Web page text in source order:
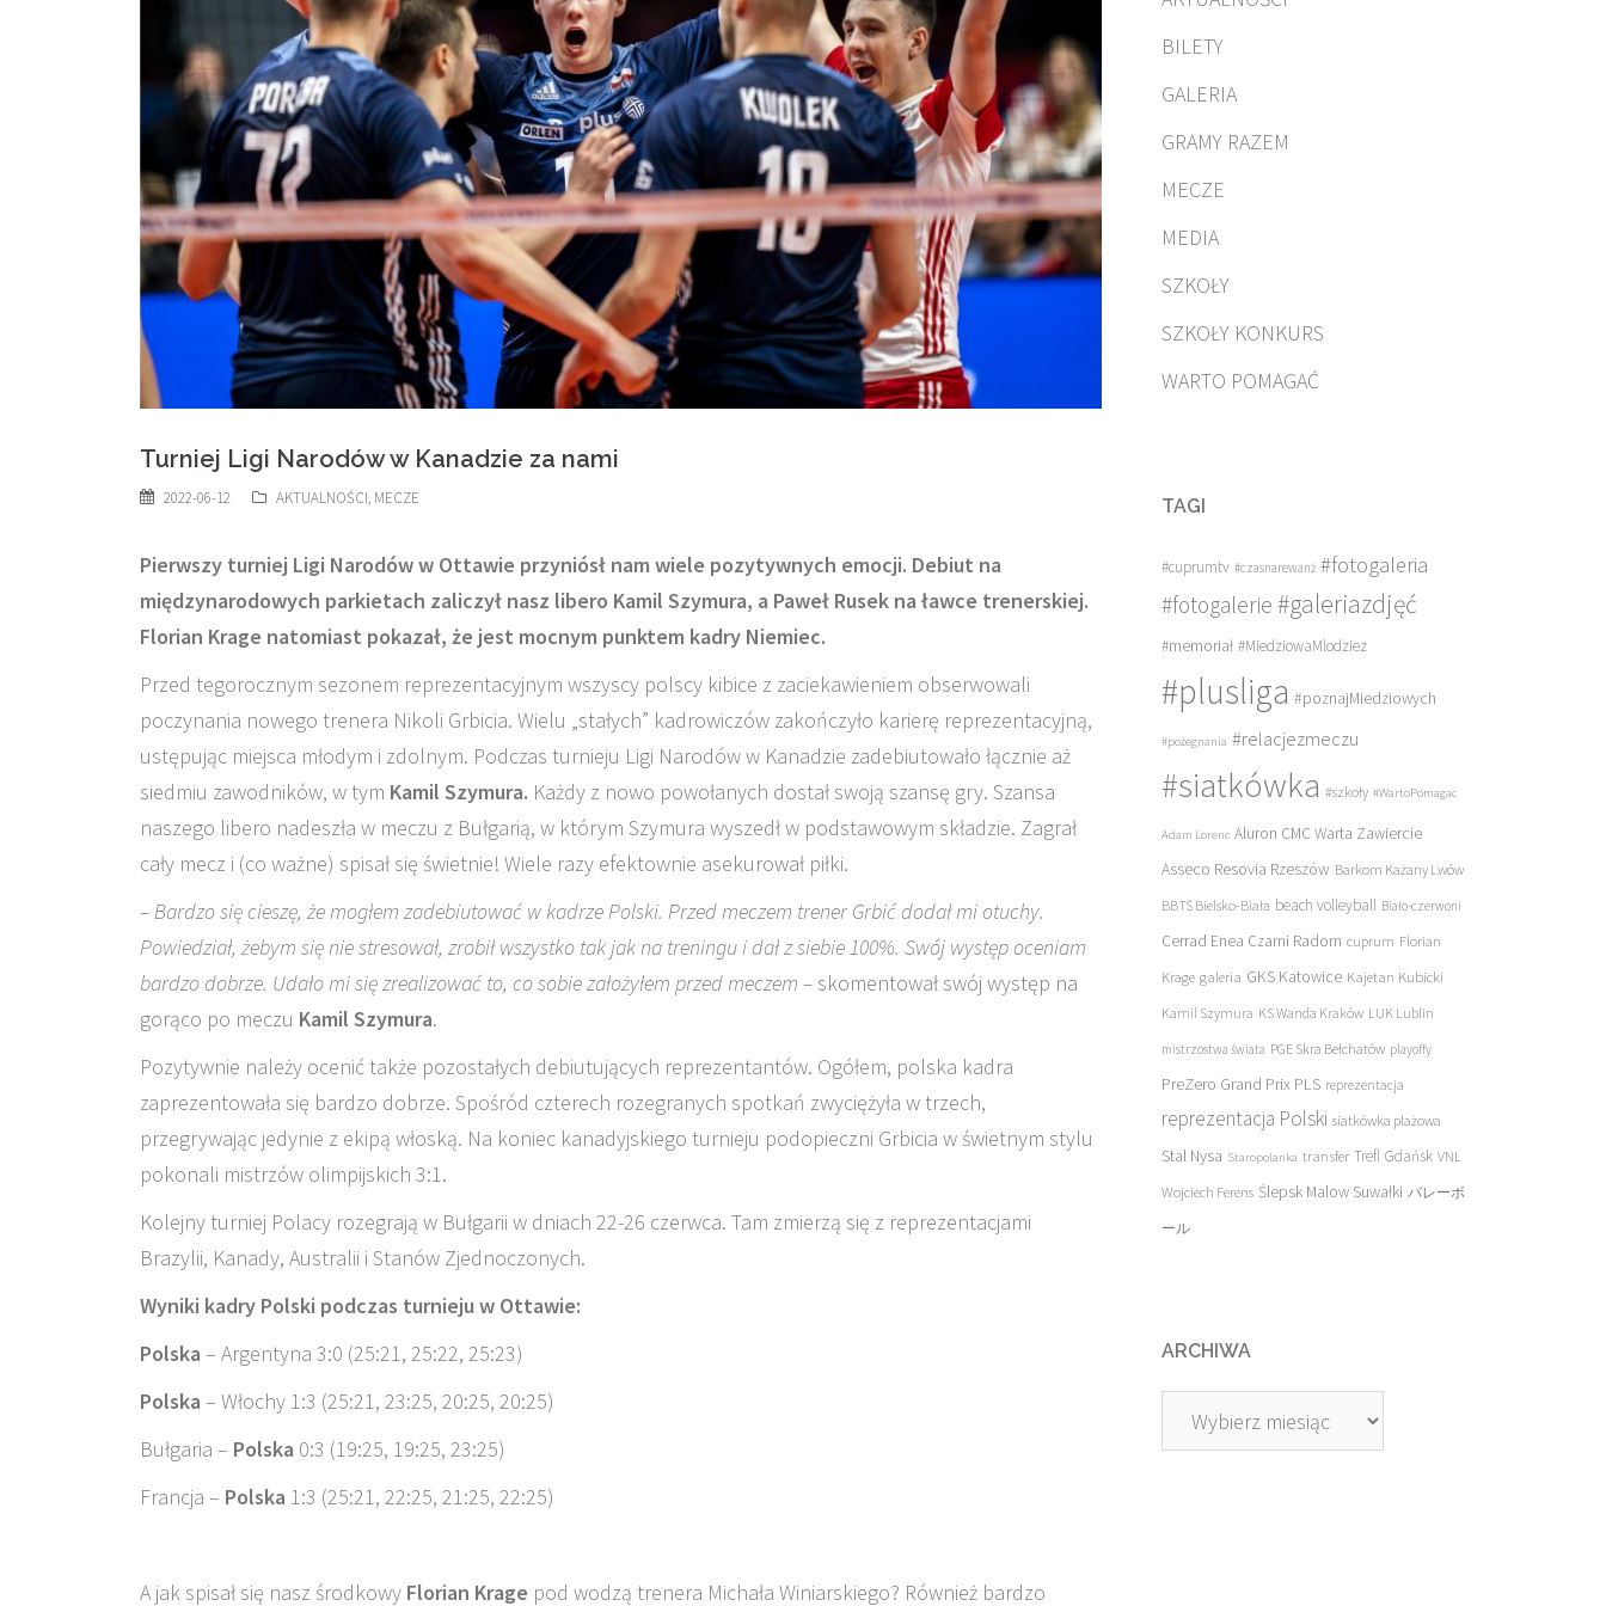
Turniej Ligi Narodów w Kanadzie za nami
2022-06-12 AKTUALNOŚCI, MECZE
Pierwszy turniej Ligi Narodów w Ottawie przyniósł nam wiele pozytywnych emocji. Debiut na
międzynarodowych parkietach zaliczył nasz libero Kamil Szymura, a Paweł Rusek na ławce trenerskiej.
Florian Krage natomiast pokazał, że jest mocnym punktem kadry Niemiec.
Przed tegorocznym sezonem reprezentacyjnym wszyscy polscy kibice z zaciekawieniem obserwowali
poczynania nowego trenera Nikoli Grbicia. Wielu „stałych” kadrowiczów zakończyło karierę reprezentacyjną,
ustępując miejsca młodym i zdolnym. Podczas turnieju Ligi Narodów w Kanadzie zadebiutowało łącznie aż
siedmiu zawodników, w tym Kamil Szymura. Każdy z nowo powołanych dostał swoją szansę gry. Szansa
naszego libero nadeszła w meczu z Bułgarią, w którym Szymura wyszedł w podstawowym składzie. Zagrał
cały mecz i (co ważne) spisał się świetnie! Wiele razy efektownie asekurował piłki.
– Bardzo się cieszę, że mogłem zadebiutować w kadrze Polski. Przed meczem trener Grbić dodał mi otuchy.
Powiedział, żebym się nie stresował, zrobił wszystko tak jak na treningu i dał z siebie 100%. Swój występ oceniam
bardzo dobrze. Udało mi się zrealizować to, co sobie założyłem przed meczem – skomentował swój występ na
gorąco po meczu Kamil Szymura.
Pozytywnie należy ocenić także pozostałych debiutujących reprezentantów. Ogółem, polska kadra
zaprezentowała się bardzo dobrze. Spośród czterech rozegranych spotkań zwyciężyła w trzech,
przegrywając jedynie z ekipą włoską. Na koniec kanadyjskiego turnieju podopieczni Grbicia w świetnym stylu
pokonali mistrzów olimpijskich 3:1.
Kolejny turniej Polacy rozegrają w Bułgarii w dniach 22-26 czerwca. Tam zmierzą się z reprezentacjami
Brazylii, Kanady, Australii i Stanów Zjednoczonych.
Wyniki kadry Polski podczas turnieju w Ottawie:
Polska – Argentyna 3:0 (25:21, 25:22, 25:23)
Polska – Włochy 1:3 (25:21, 23:25, 20:25, 20:25)
Bułgaria – Polska 0:3 (19:25, 19:25, 23:25)
Francja – Polska 1:3 (25:21, 22:25, 21:25, 22:25)
A jak spisał się nasz środkowy Florian Krage pod wodzą trenera Michała Winiarskiego? Również bardzo
BILETY
GALERIA
GRAMY RAZEM
MECZE
MEDIA
SZKOŁY
SZKOŁY KONKURS
WARTO POMAGAĆ
TAGI
#cuprumtv #czasnarewanż #fotogaleria
#fotogalerie #galeriazdjęć
#memoriał #MiedziowaMlodziez
#plusliga #poznajMiedziowych
#pożegnania #relacjezmeczu
#siatkówka #szkoły #WartoPomagac
Adam Lorenc Aluron CMC Warta Zawiercie
Asseco Resovia Rzeszów Barkom Każany Lwów
BBTS Bielsko-Biała beach volleyball Biało-czerwoni
Cerrad Enea Czarni Radom cuprum Florian
Krage galeria GKS Katowice Kajetan Kubicki
Kamil Szymura KS Wanda Kraków LUK Lublin
mistrzostwa świata PGE Skra Bełchatów playoffy
PreZero Grand Prix PLS reprezentacja
reprezentacja Polski siatkówka plażowa
Stal Nysa Staropolanka transfer Trefl Gdańsk VNL
Wojciech Ferens Ślepsk Malow Suwałki バレーボ
ール
ARCHIWA
Archiwa